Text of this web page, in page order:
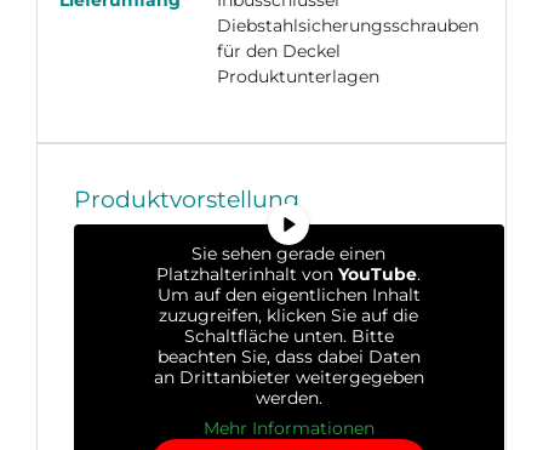
Diebstahlsicherungsschrauben
für den Deckel
Produktunterlagen
Produktvorstellung
Sie sehen gerade einen
Platzhalterinhalt vonYouTube.
Um auf den eigentlichen Inhalt
zuzugreifen, klicken Sie auf die
Schaltfläche unten. Bitte
beachten Sie, dass dabei Daten
an Drittanbieter weitergegeben
werden.
Mehr Informationen